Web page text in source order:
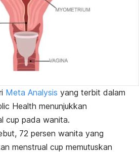
Meta Analysis yang terbit dalam
Health menunjukkan
cup pada wanita.
72 persen wanita yang
menstrual cup memutuskan